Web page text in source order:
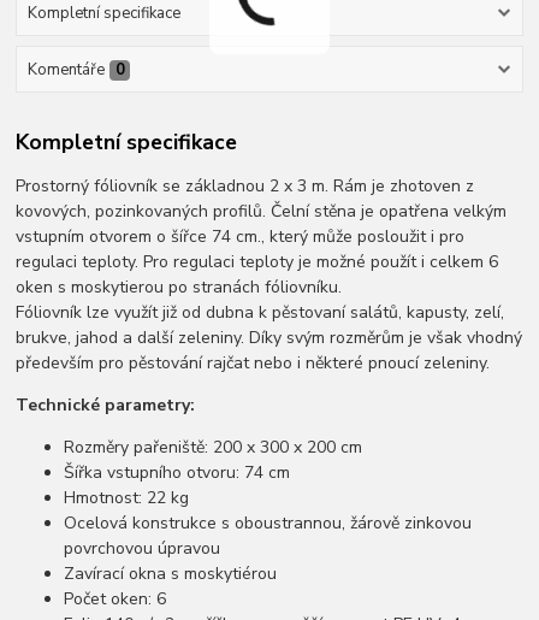
Kompletní specifikace
Komentáře 0
Kompletní specifikace
Prostorný fóliovník se základnou 2 x 3 m. Rám je zhotoven z
kovových, pozinkovaných profilů. Čelní stěna je opatřena velkým
vstupním otvorem o šířce 74 cm., který může posloužit i pro
regulaci teploty. Pro regulaci teploty je možné použít i celkem 6
oken s moskytierou po stranách fóliovníku.
Fóliovník lze využít již od dubna k pěstovaní salátů, kapusty, zelí,
brukve, jahod a další zeleniny. Díky svým rozměrům je však vhodný
především pro pěstování rajčat nebo i některé pnoucí zeleniny.
Technické parametry:
Rozměry pařeniště: 200 x 300 x 200 cm
Šířka vstupního otvoru: 74 cm
Hmotnost: 22 kg
Ocelová konstrukce s oboustrannou, žárově zinkovou
povrchovou úpravou
Zavírací okna s moskytiérou
Počet oken: 6